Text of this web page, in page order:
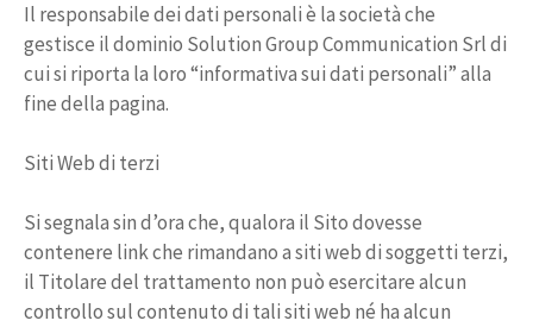
Il responsabile dei dati personali è la società che
gestisce il dominio Solution Group Communication Srl di
cui si riporta la loro “informativa sui dati personali” alla
fine della pagina.
Siti Web di terzi
Si segnala sin d’ora che, qualora il Sito dovesse
contenere link che rimandano a siti web di soggetti terzi,
il Titolare del trattamento non può esercitare alcun
controllo sul contenuto di tali siti web né ha alcun